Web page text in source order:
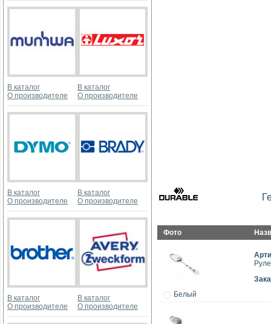
В каталог
О производителе
В каталог
О производителе
В каталог
О производителе
В каталог
О производителе
В каталог
О производителе
В каталог
О производителе
Фото
Белый